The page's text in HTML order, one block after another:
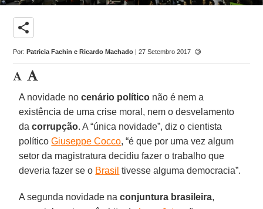
share
Por:Patricia Fachin e Ricardo Machado | 27 Setembro 2017
A novidade nocenário político não é nem a
existência de uma crise moral, nem o desvelamento
dacorrupção. A “única novidade”, diz o cientista
políticoGiuseppe Cocco, “é que por uma vez algum
setor da magistratura decidiu fazer o trabalho que
deveria fazer se o Brasil tivesse alguma democracia”.
A segunda novidade naconjuntura brasileira,